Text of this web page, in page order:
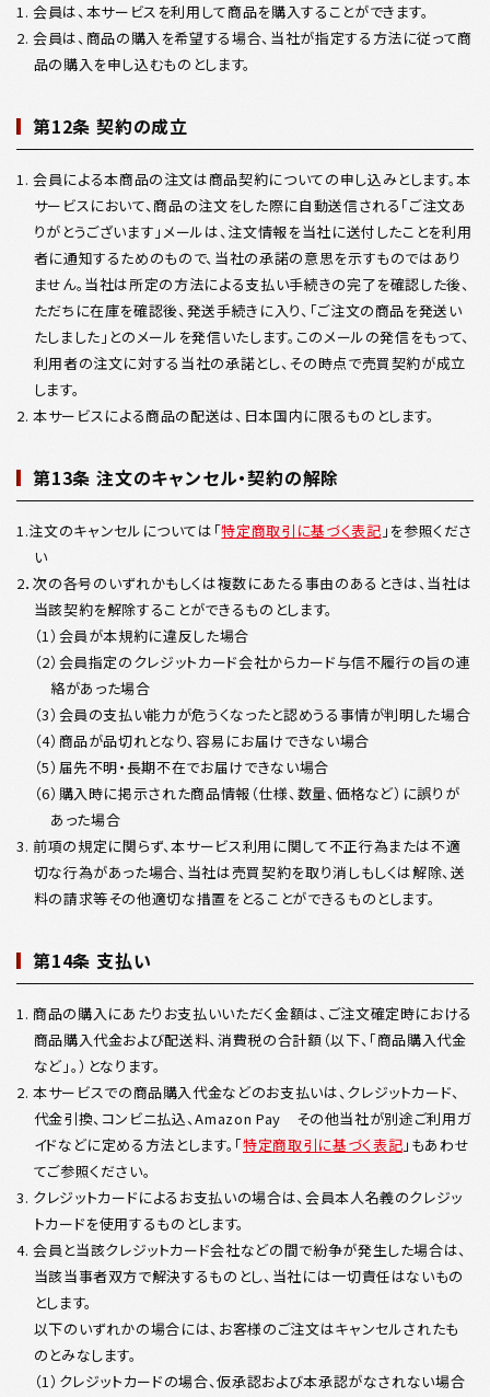
1. 会員は、本サービスを利用して商品を購入することができます。
2. 会員は、商品の購入を希望する場合、当社が指定する方法に従って商
品の購入を申し込むものとします。
第12条 契約の成立
1. 会員による本商品の注文は商品契約についての申し込みとします。本
サービスにおいて、商品の注文をした際に自動送信される「ご注文あ
りがとうございます」メールは、注文情報を当社に送付したことを利用
者に通知するためのもので、当社の承諾の意思を示すものではあり
ません。当社は所定の方法による支払い手続きの完了を確認した後、
ただちに在庫を確認後、発送手続きに入り、「ご注文の商品を発送い
たしました」とのメールを発信いたします。このメールの発信をもって、
利用者の注文に対する当社の承諾とし、その時点で売買契約が成立
します。
2. 本サービスによる商品の配送は、日本国内に限るものとします。
第13条 注文のキャンセル・契約の解除
1.注文のキャンセルについては「特定商取引に基づく表記 」を参照くださ
い
2．次の各号のいずれかもしくは複数にあたる事由のあるときは、当社は
当該契約を解除することができるものとします。
（1）会員が本規約に違反した場合
（2）会員指定のクレジットカード会社からカード与信不履行の旨の連
絡があった場合
（3）会員の支払い能力が危うくなったと認めうる事情が判明した場合
（4）商品が品切れとなり、容易にお届けできない場合
（5）届先不明・長期不在でお届けできない場合
（6）購入時に掲示された商品情報（仕様、数量、価格など）に誤りが
あった場合
3. 前項の規定に関らず、本サービス利用に関して不正行為または不適
切な行為があった場合、当社は売買契約を取り消しもしくは解除、送
料の請求等その他適切な措置をとることができるものとします。
第14条 支払い
1. 商品の購入にあたりお支払いいただく金額は、ご注文確定時における
商品購入代金および配送料、消費税の合計額（以下、「商品購入代金
など」。）となります。
2. 本サービスでの商品購入代金などのお支払いは、クレジットカード、
代金引換、コンビニ払込、Amazon Pay その他当社が別途ご利用ガ
イドなどに定める方法とします。「特定商取引に基づく表記 」もあわせ
てご参照ください。
3. クレジットカードによるお支払いの場合は、会員本人名義のクレジッ
トカードを使用するものとします。
4. 会員と当該クレジットカード会社などの間で紛争が発生した場合は、
当該当事者双方で解決するものとし、当社には一切責任はないもの
とします。
以下のいずれかの場合には、お客様のご注文はキャンセルされたも
のとみなします。
（1）クレジットカードの場合、仮承認および本承認がなされない場合